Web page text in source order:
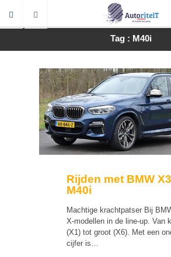
Tag : M40i
Rijden met BMW X3
M40i
Machtige krachtpatser Bij
X-modellen in de line-up. Van
(X1) tot groot (X6). Met een
cijfer is…